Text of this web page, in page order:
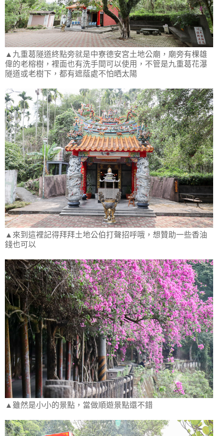
▲九重葛隧道終點旁就是中寮德安宮土地公廟，廟旁有棵雄
偉的老榕樹，裡面也有洗手間可以使用，不管是九重葛花瀑
隧道或老樹下，都有遮蔭處不怕晒太陽
▲來到這裡記得拜拜土地公伯打聲招呼哦，想贊助一些香油
錢也可以
▲雖然是小小的景點，當做順遊景點還不錯